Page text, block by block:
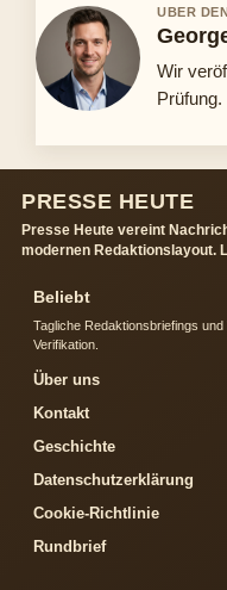
UBER
Wir
Prüfung.
PRESSE HEUTE
Presse Heute vereint
modernen Redaktionslayout.
Beliebt
Tagliche Redaktionsbriefings
Verifikation.
Über uns
Kontakt
Geschichte
Datenschutzerklärung
Cookie-Richtlinie
Rundbrief